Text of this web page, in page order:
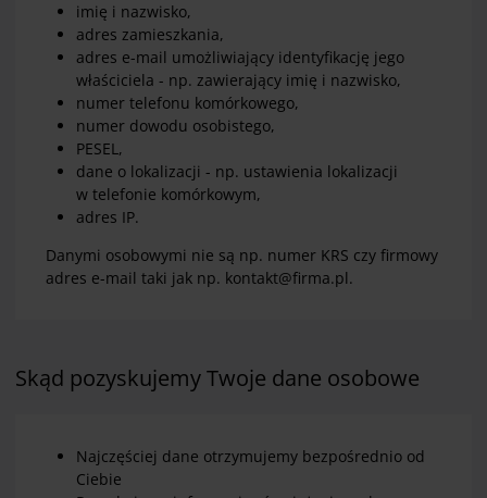
imię i nazwisko,
adres zamieszkania,
adres e-mail umożliwiający identyfikację jego
właściciela - np. zawierający imię i nazwisko,
numer telefonu komórkowego,
numer dowodu osobistego,
PESEL,
dane o lokalizacji - np. ustawienia lokalizacji
w telefonie komórkowym,
adres IP.
Danymi osobowymi nie są np. numer KRS czy firmowy
adres e-mail taki jak np. kontakt@firma.pl.
Skąd pozyskujemy Twoje dane osobowe
Najczęściej dane otrzymujemy bezpośrednio od
Ciebie